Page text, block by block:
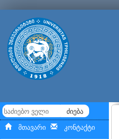
ძიება
მთავარი კონტაქტი